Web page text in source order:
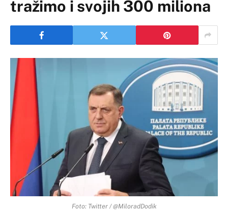
tražimo i svojih 300 miliona
Foto: Twitter / @MiloradDodik